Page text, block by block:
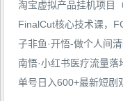
南悟·小红书医疗流量
单号日入600+最新短剧